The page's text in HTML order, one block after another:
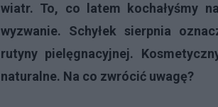
wiatr. To, co latem kochałyśmy
wyzwanie. Schyłek sierpnia
rutyny pielęgnacyjnej.
naturalne. Na co zwrócić uwagę?